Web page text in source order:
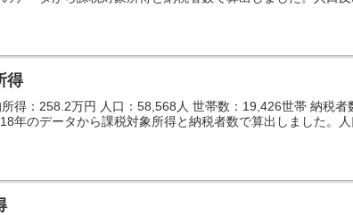
得
得：258.2万円 人口：58,568人 世帯数：19,426世帯 納税者
年のデータから課税対象所得と納税者数で算出しました。